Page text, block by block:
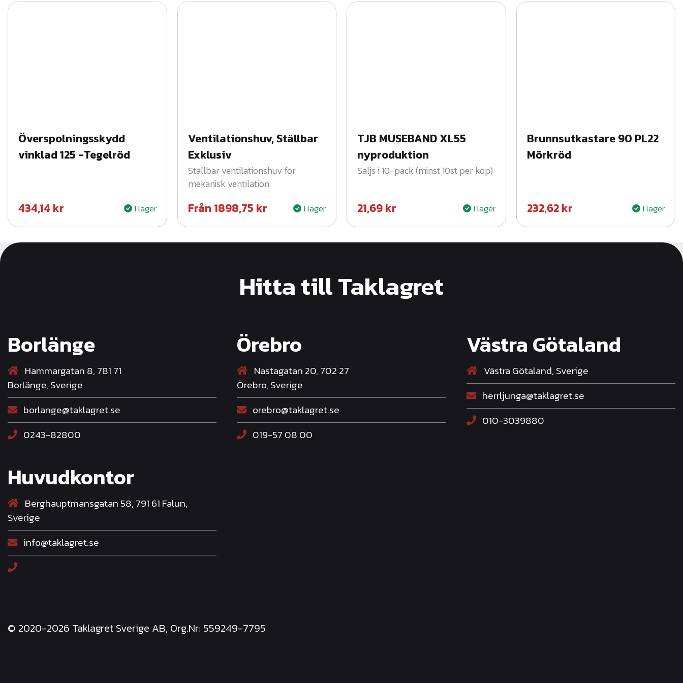
m
m
ä
d
Överspolningsskydd
vinklad 125 -Tegelröd
434,14 kr I lager
Ventilationshuv, Ställbar
Exklusiv
Ställbar ventilationshuv för
mekanisk ventilation.
Från1898,75 kr I lager
TJB MUSEBAND XL55
nyproduktion
Säljs i 10-pack (minst 10st per köp)
21,69kr I lager
Brunnsutkastare 90 PL22
Mörkröd
232,62kr I lager
Hitta till Taklagret
Borlänge
Hammargatan 8, 781 71
Borlänge, Sverige
borlange@taklagret.se
0243-82800
Örebro
Nastagatan 20, 702 27
Örebro, Sverige
orebro@taklagret.se
019-57 08 00
Västra Götaland
Västra Götaland, Sverige
herrljunga@taklagret.se
010-3039880
Huvudkontor
Berghauptmansgatan 58, 791 61 Falun,
Sverige
info@taklagret.se
© 2020-2026 Taklagret Sverige AB, Org.Nr: 559249-7795